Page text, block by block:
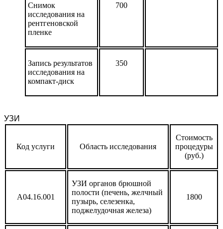
Снимок
исследования на
рентгеновской
пленке
700
Запись результатов
исследования на
компакт-диск
350
УЗИ
Код услуги Область исследования
Стоимость
процедуры
(руб.)
А04.16.001
УЗИ органов брюшной
полости (печень, желчный
пузырь, селезенка,
поджелудочная железа)
1800